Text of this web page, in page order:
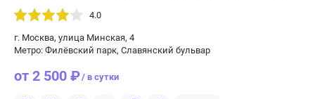
4.0
г. Москва, улица Минская, 4
Метро: Филёвский парк, Славянский бульвар
от 2 500 ₽/ в сутки